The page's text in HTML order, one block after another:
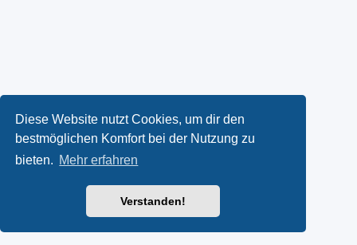
Diese Website nutzt Cookies, um dir den
bestmöglichen Komfort bei der Nutzung zu
bieten. Mehr erfahren
Verstanden!